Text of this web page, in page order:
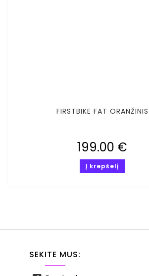
FIRSTBIKE FAT ORANŽINIS
199.00 €
Į krepšelį
SEKITE MUS: